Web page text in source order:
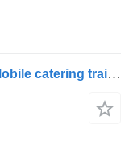
Niewiadów H13301H 3x2.03x2.3m Mobile catering trailer street Verkaufsanhän